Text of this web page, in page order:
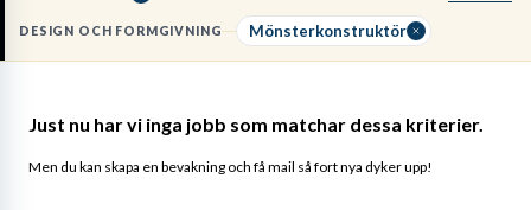
DESIGN OCH FORMGIVNING Mönsterkonstruktör
Just nu har vi inga jobb som matchar dessa kriterier.
Men du kan skapa en bevakning och få mail så fort nya dyker upp!